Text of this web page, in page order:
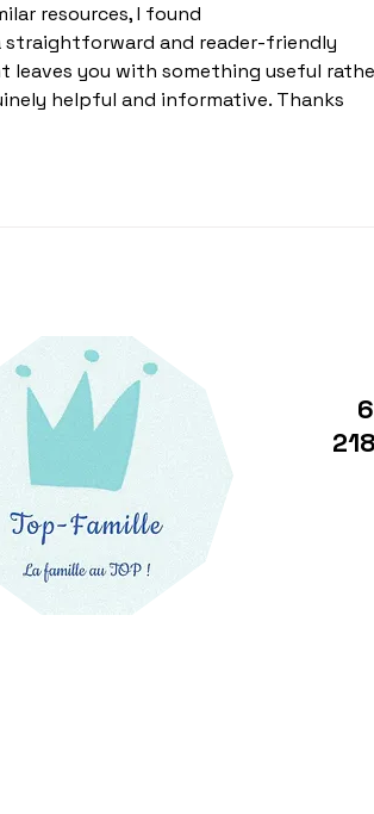
resources, I found
straightforward and reader-friendly
leaves you with something useful
helpful and informative. Thanks